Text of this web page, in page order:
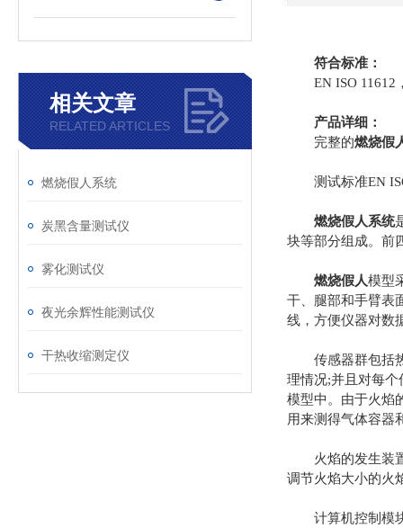
相关文章
RELATED ARTICLES
燃烧假人系统
炭黑含量测试仪
雾化测试仪
夜光余辉性能测试仪
干热收缩测定仪
符合标准：
EN ISO 11612，
产品详细：
完整的燃烧假
测试标准EN ISO
燃烧假人系统
块等部分组成。前
燃烧假人模型
干、腿部和手臂表
线，方便仪器对数
传感器群包括热
理情况;并且对每
模型中。由于火焰
用来测得气体容器
火焰的发生装置
调节火焰大小的火
计算机控制模块